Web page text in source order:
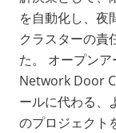
を自動化し、夜
クラスターの責
た。 オープン
Network Door
ールに代わる、
のプロジェクト